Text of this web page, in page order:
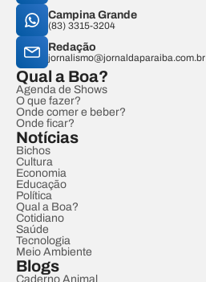
Campina Grande
(83) 3315-3204
Redação
jornalismo@jornaldaparaiba.com.br
Qual a Boa?
Agenda de Shows
O que fazer?
Onde comer e beber?
Onde ficar?
Notícias
Bichos
Cultura
Economia
Educação
Política
Qual a Boa?
Cotidiano
Saúde
Tecnologia
Meio Ambiente
Blogs
Caderno Animal